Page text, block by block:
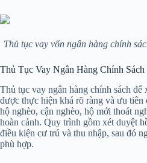
Thủ tục vay vốn ngân hàng chính
Thủ Tục Vay Ngân Hàng Chính
Thủ tục vay ngân hàng chính sách
được thực hiện khá rõ ràng và ưu
hộ nghèo, cận nghèo, hộ mới thoát
hoàn cảnh. Quy trình gồm xét duyệt
điều kiện cư trú và thu nhập, sau đó
phù hợp.